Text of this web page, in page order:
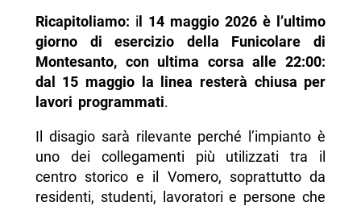
Ricapitoliamo: il 14 maggio 2026 è l’ultimo
giorno di esercizio della Funicolare di
Montesanto, con ultima corsa alle 22:00:
dal 15 maggio la linea resterà chiusa per
lavori programmati.
Il disagio sarà rilevante perché l’impianto è
uno dei collegamenti più utilizzati tra il
centro storico e il Vomero, soprattutto da
residenti, studenti, lavoratori e persone che